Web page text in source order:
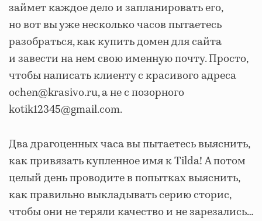
займет каждое дело и запланировать его,
но вот вы уже несколько часов пытаетесь
разобраться, как купить домен для сайта
и завести на нем свою именную почту. Просто,
чтобы написать клиенту с красивого адреса
ochen@krasivo.ru, а не с позорного
kotik12345@gmail.com.
Два драгоценных часа вы пытаетесь выяснить,
как привязать купленное имя к Tilda! А потом
целый день проводите в попытках выяснить,
как правильно выкладывать серию сторис,
чтобы они не теряли качество и не зарезались…